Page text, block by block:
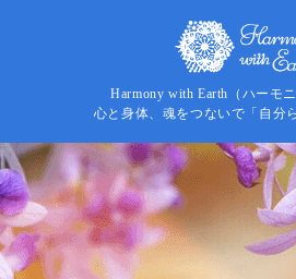
Harmony with Earth（ハーモ
心と身体、魂をつないで「自分